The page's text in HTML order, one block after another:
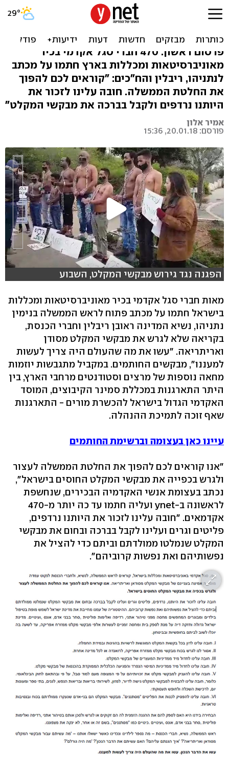
מאות אקדמאים: "עשו את
הדבר הנכון. עצרו את הגירוש"
פרסום ראשון: 470 חברי סגל אקדמי בכיר
מאוניברסיטאות ומכללות בארץ חתמו על מכתב
לנתניהו, ריבלין והח"כים: "קוראים לכם להפוך
את החלטת הממשלה. חובה עלינו לזכור את
היותנו נרדפים ולקבל בברכה את מבקשי המקלט"
אמיר אלון
פורסם: 20.01.18, 15:36
הפגנה נגד גירוש מבקשי המקלט, השבוע
מאות חברי סגל אקדמי בכיר מאוניברסיטאות ומכללות
בישראל חתמו על מכתב פתוח לראש הממשלה בנימין
נתניהו, נשיא המדינה ראובן ריבלין וחברי הכנסת,
בקריאה שלא לגרש את מבקשי המקלט מסודן
ואריתריאה. "עשו את מה שהעולם היה צריך לעשות
למעננו", מבקשים החותמים. במקביל מתגבשות יוזמות
מחאה נוספות של מרצים וסטודנטים מרחבי הארץ, בין
היתר התארגנות במכללת סמינר הקיבוצים, המוסד
האקדמי הגדול בישראל להכשרת מורים - התארגנות
שאף זוכה לתמיכת ההנהלה.
עיינו כאן בעצומה וברשימת החותמים
"אנו קוראים לכם להפוך את החלטת הממשלה לעצור
ולגרש בכפייה את מבקשי המקלט החוסים בישראל",
נכתב בעצומת אנשי האקדמיה הבכירים, שנחשפת
לראשונה ב-ynet ועליה חתמו עד כה יותר מ-470
אקדמאים. "חובה עלינו לזכור את היותנו נרדפים,
פליטים וגרים ועלינו לקבל בברכה ובחום את מבקשי
המקלט שנמלטו ממולדתם וביתם כדי להציל את
נפשותיהם ואת נפשות קרוביהם".